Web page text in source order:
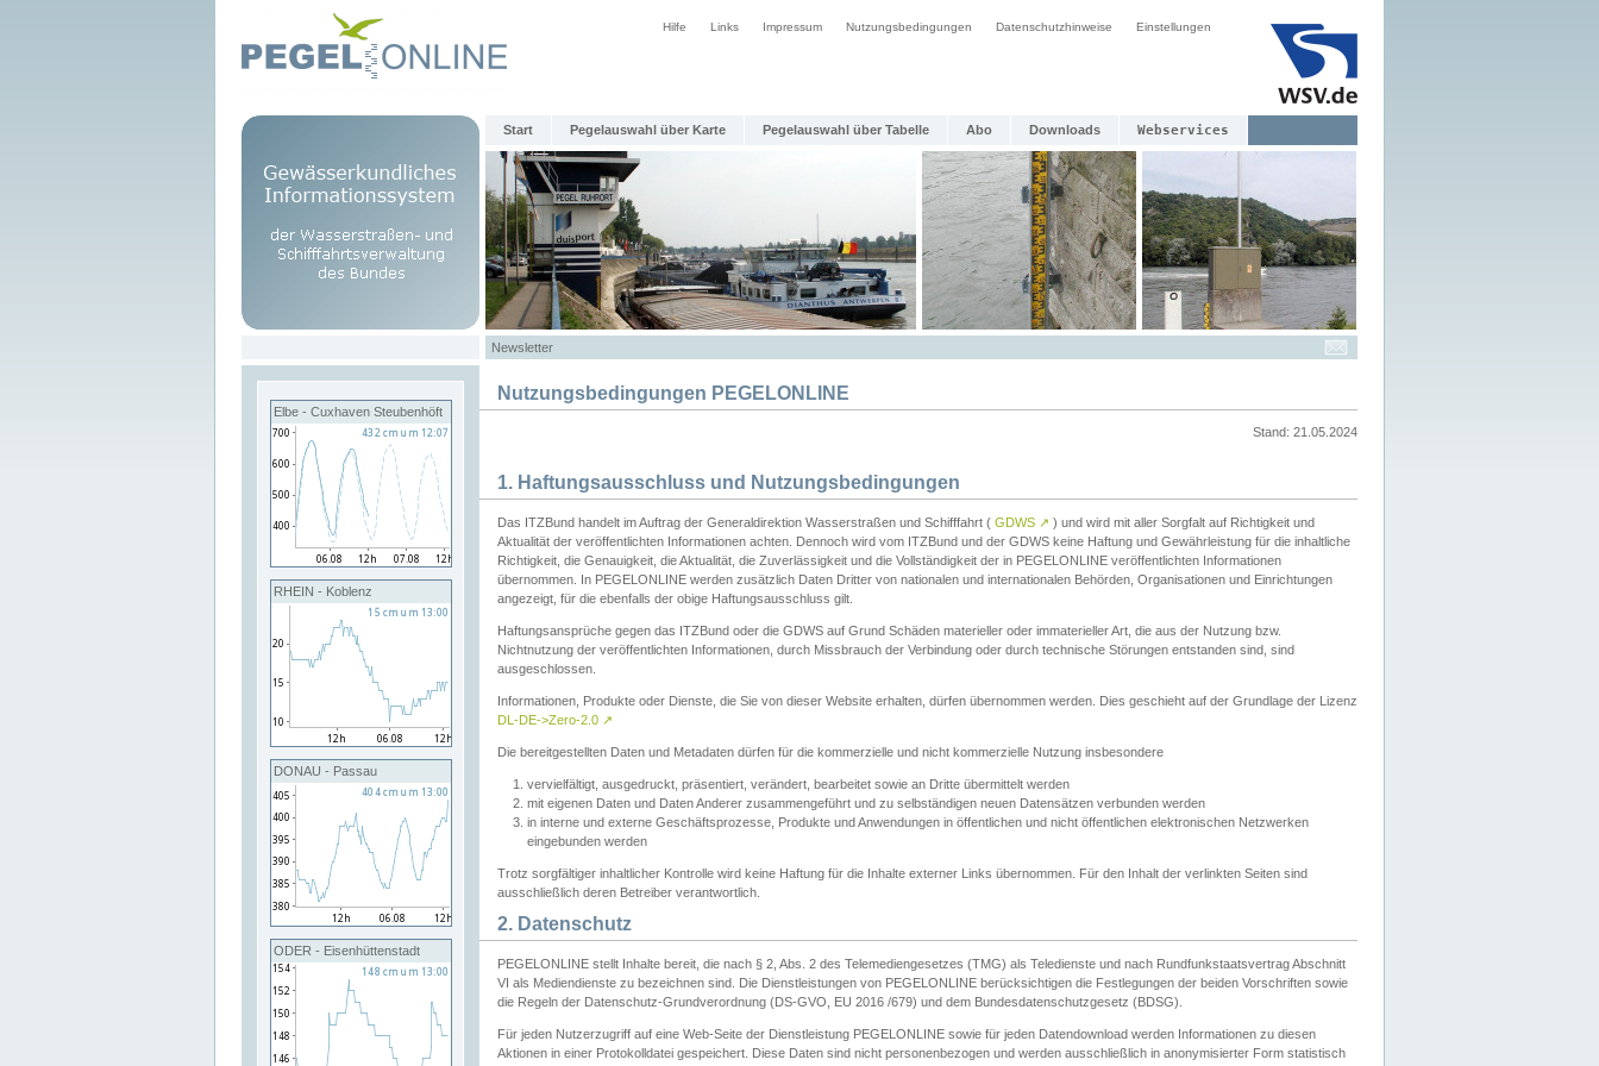
Hilfe Links Impressum Nutzungsbedingungen Datenschutzhinweise Einstellungen
Start Pegelauswahl über Karte Pegelauswahl über Tabelle Abo Downloads Webservices
Newsletter
Elbe - Cuxhaven Steubenhöft
RHEIN - Koblenz
DONAU - Passau
ODER - Eisenhüttenstadt
Nutzungsbedingungen PEGELONLINE
Stand: 21.05.2024
1. Haftungsausschluss und Nutzungsbedingungen
Das ITZBund handelt im Auftrag der Generaldirektion Wasserstraßen und Schifffahrt ( GDWS ↗ ) und wird mit aller Sorgfalt auf Richtigkeit und
Aktualität der veröffentlichten Informationen achten. Dennoch wird vom ITZBund und der GDWS keine Haftung und Gewährleistung für die inhaltliche
Richtigkeit, die Genauigkeit, die Aktualität, die Zuverlässigkeit und die Vollständigkeit der in PEGELONLINE veröffentlichten Informationen
übernommen. In PEGELONLINE werden zusätzlich Daten Dritter von nationalen und internationalen Behörden, Organisationen und Einrichtungen
angezeigt, für die ebenfalls der obige Haftungsausschluss gilt.
Haftungsansprüche gegen das ITZBund oder die GDWS auf Grund Schäden materieller oder immaterieller Art, die aus der Nutzung bzw.
Nichtnutzung der veröffentlichten Informationen, durch Missbrauch der Verbindung oder durch technische Störungen entstanden sind, sind
ausgeschlossen.
Informationen, Produkte oder Dienste, die Sie von dieser Website erhalten, dürfen übernommen werden. Dies geschieht auf der Grundlage der Lizenz
DL-DE->Zero-2.0 ↗
Die bereitgestellten Daten und Metadaten dürfen für die kommerzielle und nicht kommerzielle Nutzung insbesondere
vervielfältigt, ausgedruckt, präsentiert, verändert, bearbeitet sowie an Dritte übermittelt werden
mit eigenen Daten und Daten Anderer zusammengeführt und zu selbständigen neuen Datensätzen verbunden werden
in interne und externe Geschäftsprozesse, Produkte und Anwendungen in öffentlichen und nicht öffentlichen elektronischen Netzwerken
eingebunden werden
Trotz sorgfältiger inhaltlicher Kontrolle wird keine Haftung für die Inhalte externer Links übernommen. Für den Inhalt der verlinkten Seiten sind
ausschließlich deren Betreiber verantwortlich.
2. Datenschutz
PEGELONLINE stellt Inhalte bereit, die nach § 2, Abs. 2 des Telemediengesetzes (TMG) als Teledienste und nach Rundfunkstaatsvertrag Abschnitt
VI als Mediendienste zu bezeichnen sind. Die Dienstleistungen von PEGELONLINE berücksichtigen die Festlegungen der beiden Vorschriften sowie
die Regeln der Datenschutz-Grundverordnung (DS-GVO, EU 2016 /679) und dem Bundesdatenschutzgesetz (BDSG).
Für jeden Nutzerzugriff auf eine Web-Seite der Dienstleistung PEGELONLINE sowie für jeden Datendownload werden Informationen zu diesen
Aktionen in einer Protokolldatei gespeichert. Diese Daten sind nicht personenbezogen und werden ausschließlich in anonymisierter Form statistisch